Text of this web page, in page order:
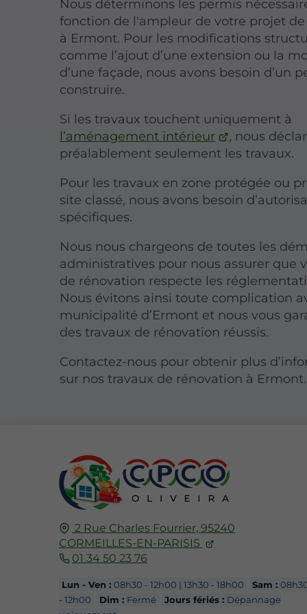
Nous déterminons les permis
fonction de l'ampleur de votre projet
à Ermont. Pour les modifications
comme l’ajout d’une extension ou la
d’une façade, nous avons besoin d’un
construire.
Si les travaux touchent uniquement à
l’aménagement intérieur
, nous
préalablement seulement les travaux.
Pour les travaux en zone protégée ou
site classé, nous avons besoin
spécifiques.
Nous nous chargeons de toutes les
administratives pour nous assurer que
de rénovation respecte les
Nous évitons ainsi toute complication
municipalité d’Ermont et nous vous
des travaux de rénovation réussis.
Contactez-nous pour obtenir plus
sur nos travaux de rénovation à Ermont.
2 Rue Charles Fourrier, 95240
CORMEILLES-EN-PARISIS
01 34 50 23 76
Lun - Ven : 08h30 - 12h00 | 13h30 - 18h00 Sam :
- 12h00
Dim : Fermé Jours fériés : Dépannage